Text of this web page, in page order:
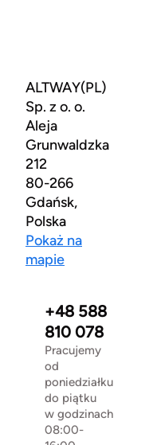
ALTWAY(PL)
Sp. z o. o.
Aleja
Grunwaldzka
212
80-266
Gdańsk,
Polska
Pokaż na
mapie
+48 588
810 078
Pracujemy
od
poniedziałku
do piątku
w godzinach
08:00-